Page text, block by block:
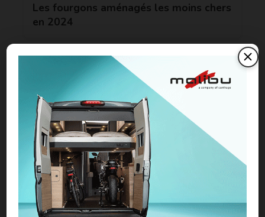
Les fourgons aménagés les moins chers
en 2024
Fourgons premiers prix : le ticket